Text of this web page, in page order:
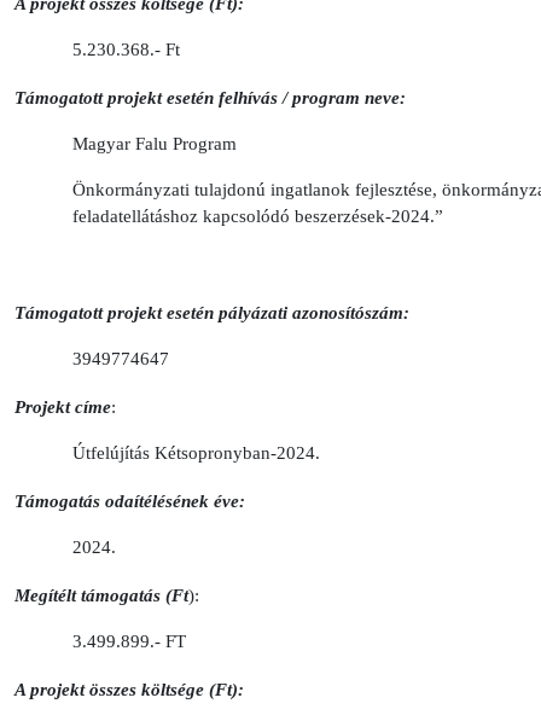
5.230.368.- Ft
Támogatott projekt esetén felhívás / program neve:
Magyar Falu Program
Önkormányzati tulajdonú ingatlanok fejlesztése,
feladatellátáshoz kapcsolódó beszerzések-2024.”
Támogatott projekt esetén pályázati azonosítószám:
3949774647
Projekt címe:
Útfelújítás Kétsopronyban-2024.
Támogatás odaítélésének éve:
2024.
Megítélt támogatás (Ft):
3.499.899.- FT
A projekt összes költsége (Ft):